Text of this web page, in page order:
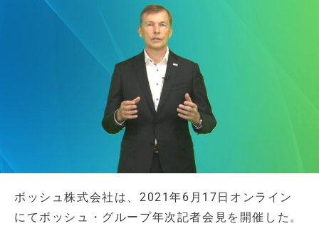
ボッシュ株式会社は、2021年6月17日オンライン
にてボッシュ・グループ年次記者会見を開催した。